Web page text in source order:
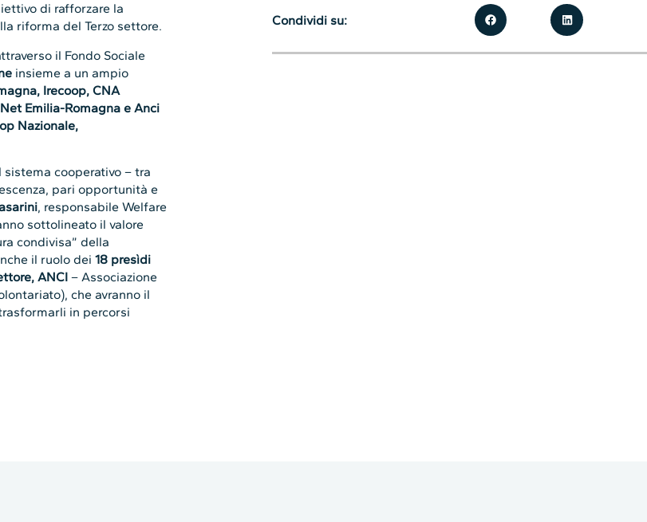
di rafforzare la
riforma del Terzo settore.
il Fondo Sociale
insieme a un ampio
Irecoop, CNA
Emilia-Romagna e Anci
Nazionale,
sistema cooperativo – tra
pari opportunità e
, responsabile Welfare
sottolineato il valore
condivisa” della
il ruolo dei18 presìdi
ANCI – Associazione
che avranno il
in percorsi
Condividi su: